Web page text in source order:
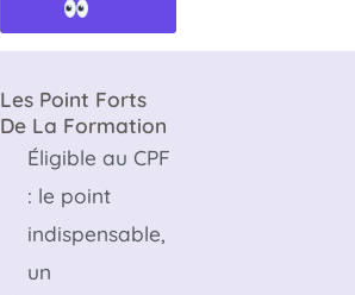
Les Point Forts
De La Formation
Éligible au CPF
: le point
indispensable,
un